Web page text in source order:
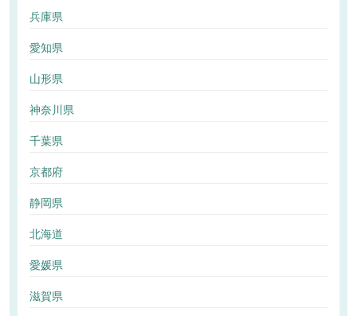
兵庫県
愛知県
山形県
神奈川県
千葉県
京都府
静岡県
北海道
愛媛県
滋賀県